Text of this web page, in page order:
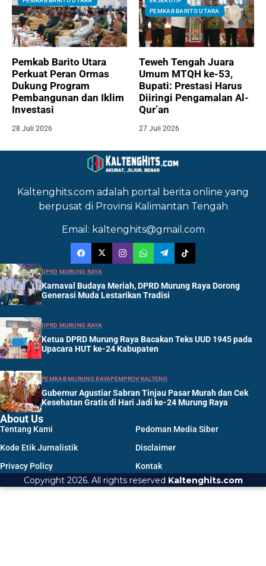
Pemkab Barito Utara
Perkuat Peran Ormas
Dukung Program
Pembangunan dan Iklim
Investasi
28 Juli 2026
PEMKAB BARITO UTARA
Teweh Tengah Juara
Umum MTQH ke-53,
Bupati: Prestasi Harus
Diiringi Pengamalan Al-
Qur’an
27 Juli 2026
Kaltenghits.com adalah portal berita online yang
berpusat di Provinsi Kalimantan Tengah
Email: kaltenghits@gmail.com
DPRD MURUNG RAYA
Karnaval Budaya Meriah, DPRD Murung Raya Dorong
Generasi Muda Lestarikan Tradisi
DPRD MURUNG RAYA
Ketua DPRD Murung Raya Bacakan Teks UUD 1945 pada
Upacara HUT ke-24 Kabupaten
PEMKAB MURUNG RAYAPEMPROV KALTENG
Gubernur Agustiar Sabran Tinjau Pasar Murah dan Cek
Kesehatan Gratis di Hari Jadi ke-24 Murung Raya
About Us
Tentang Kami
Pedoman Media Siber
Kode Etik Jurnalistik
Disclaimer
Privacy Policy
Kontak
Copyright 2026. All rights reserved Kaltenghits.com